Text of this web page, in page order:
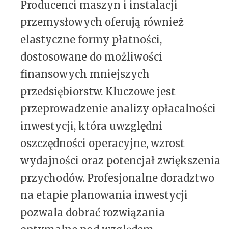
Producenci maszyn i instalacji
przemysłowych oferują również
elastyczne formy płatności,
dostosowane do możliwości
finansowych mniejszych
przedsiębiorstw. Kluczowe jest
przeprowadzenie analizy opłacalności
inwestycji, która uwzględni
oszczędności operacyjne, wzrost
wydajności oraz potencjał zwiększenia
przychodów. Profesjonalne doradztwo
na etapie planowania inwestycji
pozwala dobrać rozwiązania